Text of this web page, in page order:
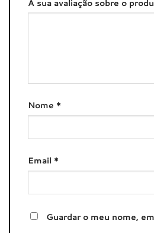
A sua avaliação sobre o
Nome *
Email *
Guardar o meu nome,